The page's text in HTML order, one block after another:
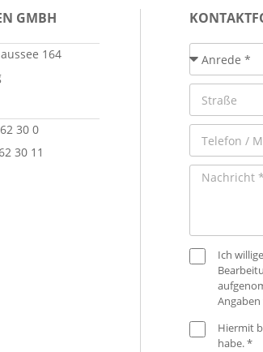
GMBH
164
30 0
30 11
Ich
Hiermit
habe. *